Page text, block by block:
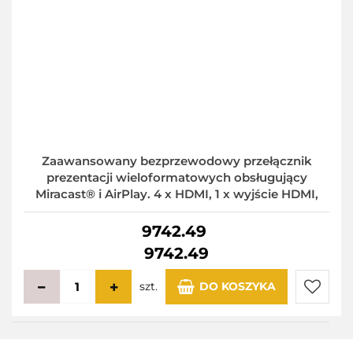
Zaawansowany bezprzewodowy przełącznik
prezentacji wieloformatowych obsługujący
Miracast® i AirPlay. 4 x HDMI, 1 x wyjście HDMI,
9742.49
9742.49
szt. DO KOSZYKA
Do